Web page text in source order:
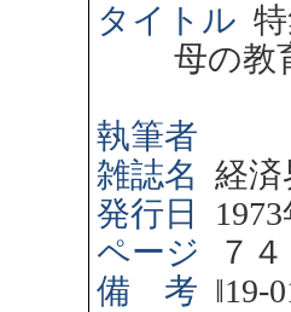
タイトル
母の教
執筆者
雑誌名 経済
発行日
1973
ページ
７
備 考 ‖19-